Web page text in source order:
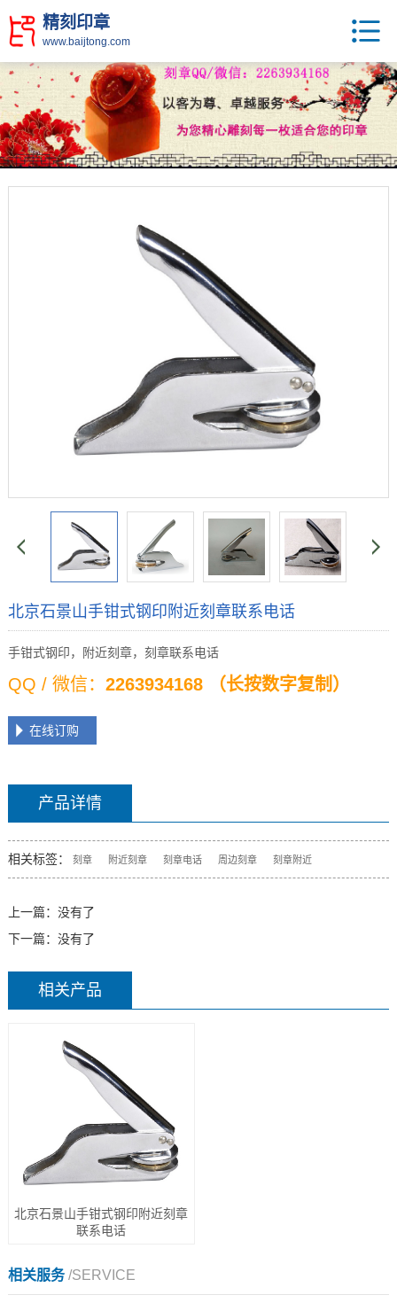
精刻印章
www.baijtong.com
北京石景山手钳式钢印附近刻章联系电话
手钳式钢印，附近刻章，刻章联系电话
QQ / 微信： 2263934168 （长按数字复制）
在线订购
产品详情
相关标签： 刻章 附近刻章 刻章电话 周边刻章 刻章附近
上一篇：没有了
下一篇：没有了
相关产品
北京石景山手钳式钢印附近刻章
联系电话
相关服务/SERVICE